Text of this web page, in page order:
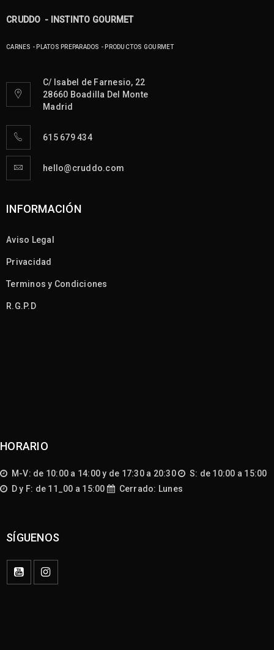
CRUDDO - INSTINTO GOURMET
CARNES - PLATOS PREPARADOS - PRODUCTOS GOURMET
C/ Isabel de Farnesio, 22
28660 Boadilla Del Monte
Madrid
615 679 434
hello@cruddo.com
INFORMACIÓN
Aviso Legal
Privacidad
Terminos y Condiciones
R.G.P.D
HORARIO
M-V: de 10:00 a 14:00 y de 17:30 a 20:30
S: de 10:00 a 15:00
D y F: de 11_00 a 15:00
Cerrado: Lunes
SÍGUENOS